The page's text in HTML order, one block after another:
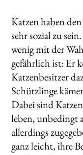
Katzen haben
sehr sozial zu
wenig mit der
gefährlich ist: Er
Katzenbesitzer
Schützlinge
Dabei sind
leben, unbedingt
allerdings
ganz leicht, ihre